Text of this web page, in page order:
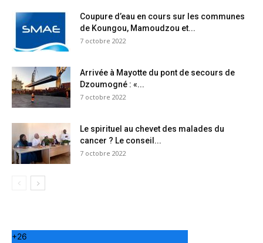
Coupure d’eau en cours sur les communes
de Koungou, Mamoudzou et...
7 octobre 2022
Arrivée à Mayotte du pont de secours de
Dzoumogné : «...
7 octobre 2022
Le spirituel au chevet des malades du
cancer ? Le conseil...
7 octobre 2022
+26